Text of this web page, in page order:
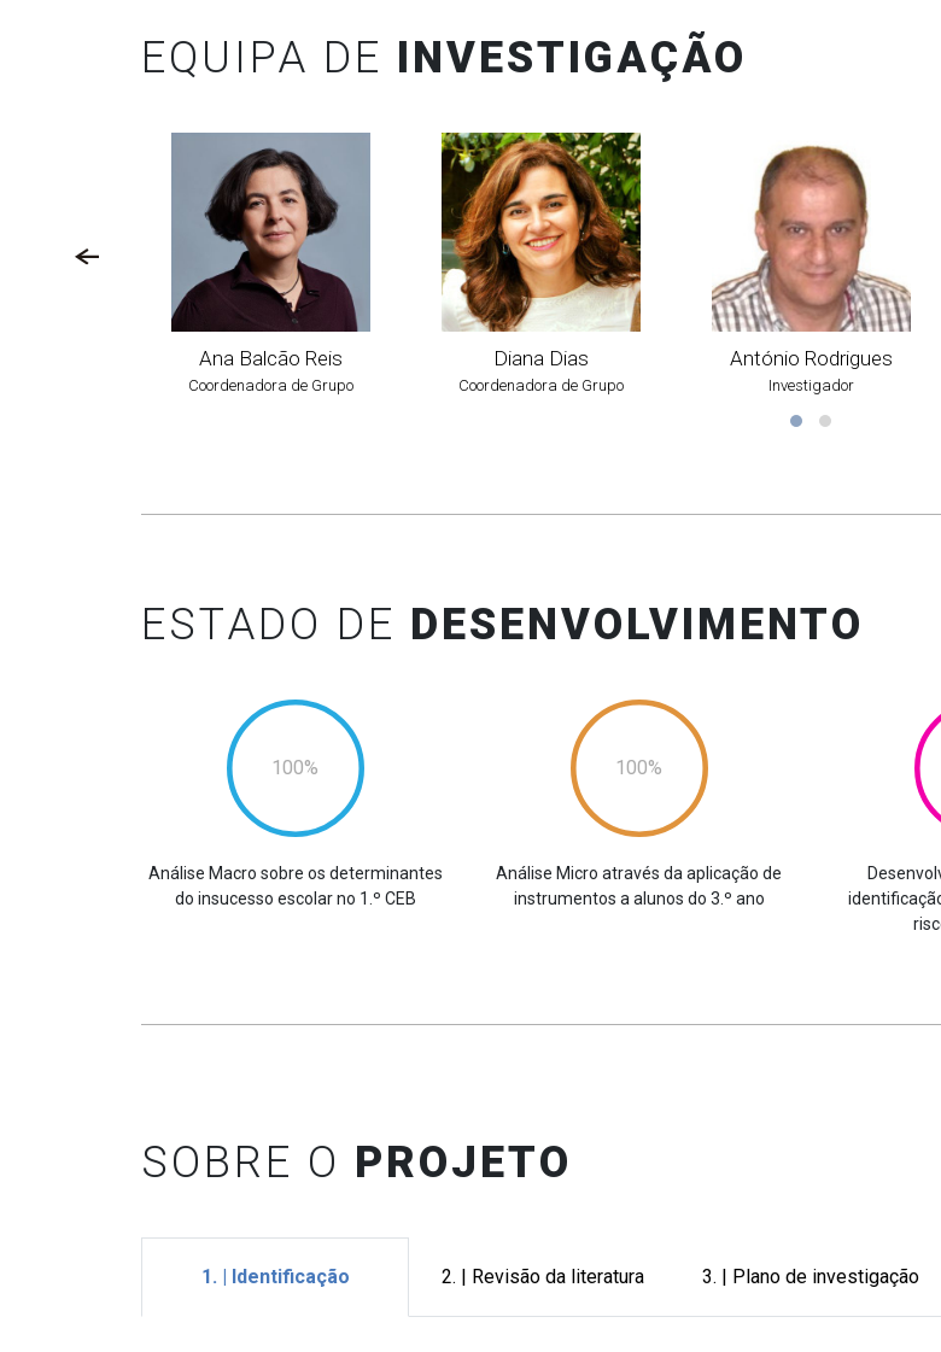
EQUIPA DE INVESTIGAÇÃO
Ana Balcão Reis
Coordenadora de Grupo
Diana Dias
Coordenadora de Grupo
António Rodrigues
Investigador
ESTADO DE DESENVOLVIMENTO
100
Análise Macro sobre os determinantes
do insucesso escolar no 1.º CEB
100
Análise Micro através da aplicação de
instrumentos a alunos do 3.º ano
SOBRE O PROJETO
1. | Identificação 2. | Revisão da literatura 3. | Plano de investigação